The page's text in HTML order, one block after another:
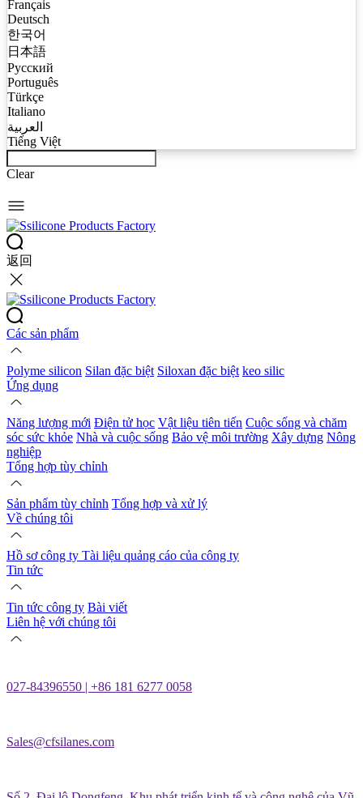
Français
Deutsch
한국어
日本語
Русский
Português
Türkçe
Italiano
العربية
Tiếng Việt
Clear
返回
Các sản phẩm
Polyme silicon Silan đặc biệt Siloxan đặc biệt keo silic
Ứng dụng
Năng lượng mới Điện tử học Vật liệu tiên tiến Cuộc sống và chăm
sóc sức khỏe Nhà và cuộc sống Bảo vệ môi trường Xây dựng Nông
nghiệp
Tổng hợp tùy chỉnh
Sản phẩm tùy chỉnh Tổng hợp và xử lý
Về chúng tôi
Hồ sơ công ty Tài liệu quảng cáo của công ty
Tin tức
Tin tức công ty Bài viết
Liên hệ với chúng tôi
027-84396550 | +86 181 6277 0058
Sales@cfsilanes.com